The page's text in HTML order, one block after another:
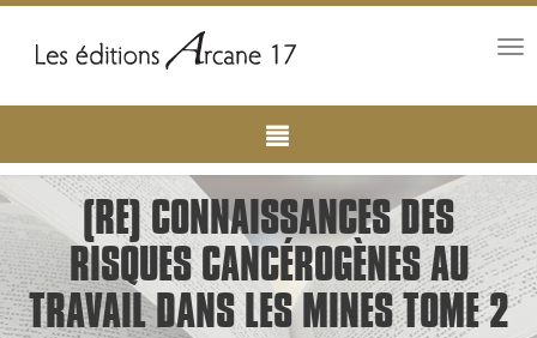
contenu
principal
navigation
(RE) CONNAISSANCES DES
RISQUES CANCÉROGÈNES AU
TRAVAIL DANS LES MINES TOME 2